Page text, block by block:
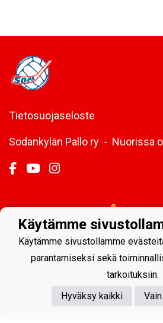
Tietosuojaseloste
Sodankylän Pallo ry - Nuorissa
Käytämme
Käytämme sivustollamme
parantamiseksi sekä
tarkoituksiin.
Hyväksy kaikki